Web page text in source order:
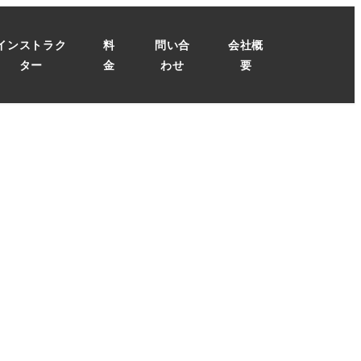
ンストラク
ター
料
金
問い合
わせ
会社概
要